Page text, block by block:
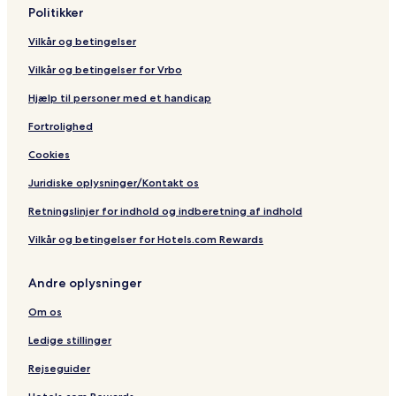
l
y
(
+
8
a
V
i
e
s
y
Politikker
Vilkår og betingelser
Vilkår og betingelser for Vrbo
Hjælp til personer med et handicap
Fortrolighed
Cookies
Juridiske oplysninger/Kontakt os
Retningslinjer for indhold og indberetning af indhold
Vilkår og betingelser for Hotels.com Rewards
Andre oplysninger
Om os
Ledige stillinger
Rejseguider